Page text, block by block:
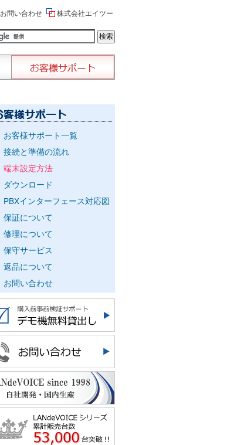
お問い合わせ 株式会社エイツー
お客様サポート一覧
接続と準備の流れ
端末設定方法
ダウンロード
PBXインターフェース対応図
保証について
修理について
保守サービス
返品について
お問い合わせ